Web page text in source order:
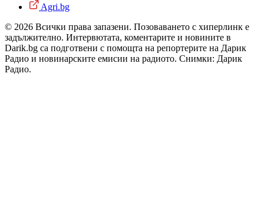
Agri.bg
© 2026 Всички права запазени. Позоваването с хиперлинк е
задължително. Интервютата, коментарите и новините в
Darik.bg са подготвени с помощта на репортерите на Дарик
Радио и новинарските емисии на радиото. Снимки: Дарик
Радио.